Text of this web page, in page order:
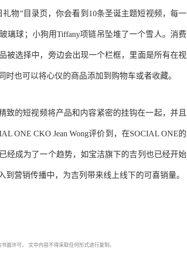
物”目录页，你会看到10条圣诞主题短视频，每一
璃球；小狗用Tiffany项链吊坠堆了一个雪人。消费
被选择中，旁边会出现一个栏框，里面是所有在视
也可以将心仪的商品添加到购物车或者收藏。
致的短视频将产品和内容紧密的挂钩在一起，并且
ONE CKO Jean Wong评价到，在SOCIAL ONE的
经成为了一个趋势，如宝洁旗下的吉列也已经开始
营销传播中，为吉列带来线上线下的可喜销量。
面许可， 文中内容不得采取任何形式进行复制。